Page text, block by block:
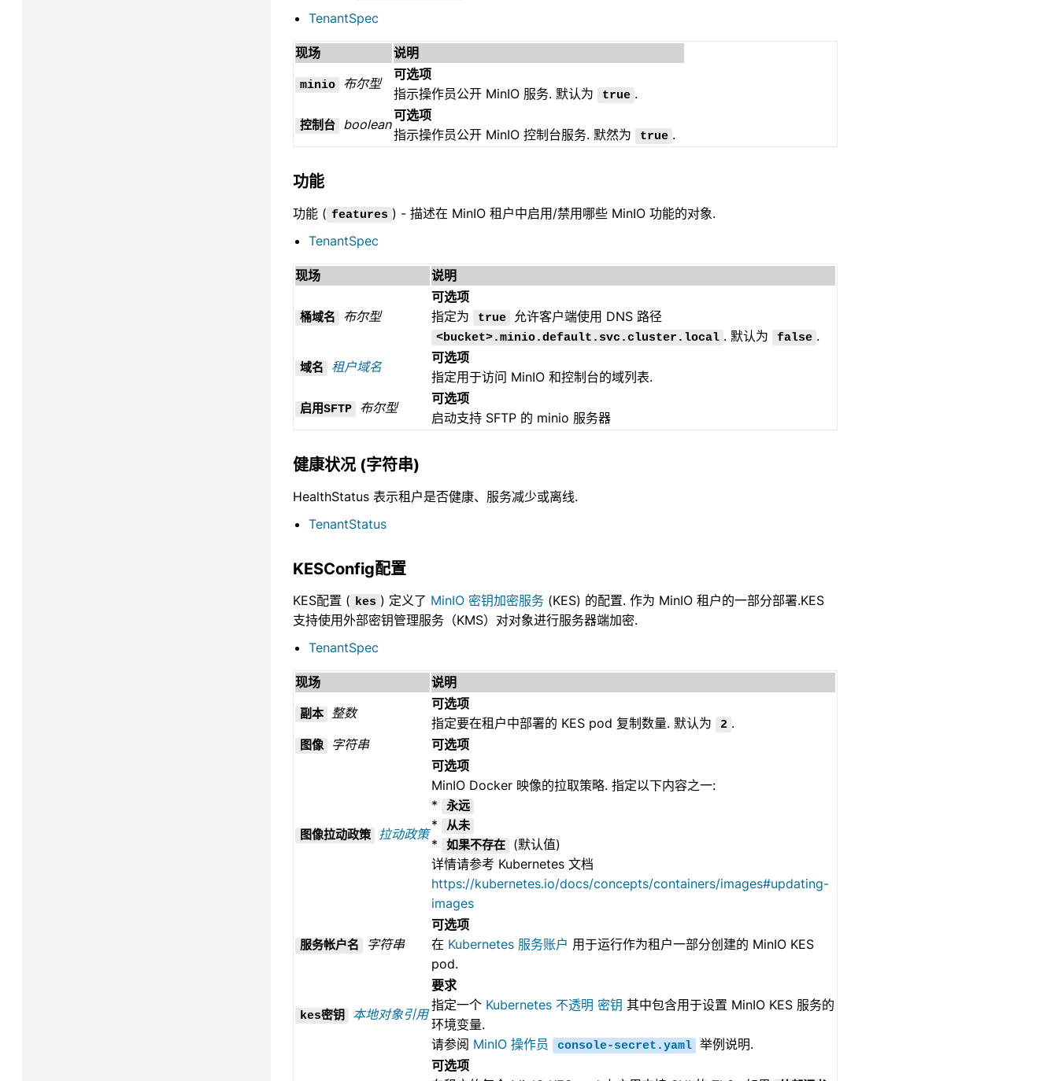
TenantSpec
现场 说明
minio 布尔型
可选项
指示操作员公开 MinIO 服务. 默认为
true .
控制台 boolean
可选项
指示操作员公开 MinIO 控制台服务. 默然为
true .
功能
功能 ( features ) - 描述在 MinIO 租户中启用/禁用哪些 MinIO 功能的对象.
TenantSpec
现场 说明
桶域名 布尔型
可选项
指定为
true 允许客户端使用 DNS 路径
<bucket>.minio.default.svc.cluster.local . 默认为 false .
域名 租户域名
可选项
指定用于访问 MinIO 和控制台的域列表.
启用SFTP 布尔型
可选项
启动支持 SFTP 的 minio 服务器
健康状况 (字符串)
HealthStatus 表示租户是否健康、服务减少或离线.
TenantStatus
KESConfig配置
KES配置 ( kes ) 定义了 MinIO 密钥加密服务 (KES) 的配置. 作为 MinIO 租户的一部分部署.KES
支持使用外部密钥管理服务（KMS）对对象进行服务器端加密.
TenantSpec
现场 说明
副本 整数
可选项
指定要在租户中部署的 KES pod 复制数量. 默认为
2 .
图像 字符串 可选项
图像拉动政策 拉动政策
可选项
MinIO Docker 映像的拉取策略. 指定以下内容之一:
*
永远
* 从未
* 如果不存在
(默认值)
详情请参考 Kubernetes 文档
https://kubernetes.io/docs/concepts/containers/images#updating-
images
服务帐户名 字符串
可选项
在 Kubernetes 服务账户 用于运行作为租户一部分创建的 MinIO KES
pod.
kes密钥 本地对象引用
要求
指定一个 Kubernetes 不透明 密钥 其中包含用于设置 MinIO KES 服务的
环境变量.
请参阅 MinIO 操作员 console-secret.yaml
举例说明.
可选项